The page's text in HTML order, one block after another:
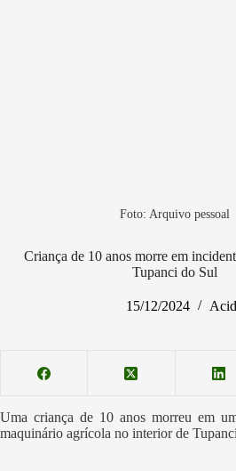
Foto: Arquivo pessoal
Criança de 10 anos morre em
Tupanci do Sul
15/12/2024
Uma criança de 10 anos morreu em
maquinário agrícola no interior de